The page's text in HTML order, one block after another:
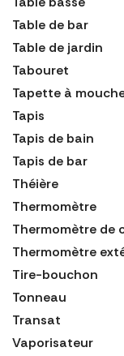
Table de bar
Table de jardin
Tabouret
Tapette à
Tapis
Tapis de bain
Tapis de bar
Théière
Thermomètre
Thermomètre de
Thermomètre
Tire-bouchon
Tonneau
Transat
Vaporisateur